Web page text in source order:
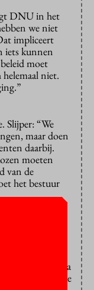
DNU in het
we niet
impliceert
iets kunnen
moet
niet.
Slijper: “We
maar doen
daarbij.
moeten
van de
het bestuur
voor
weliswaar
en
zaken. Dat
welke criteria
onderzoek. In de